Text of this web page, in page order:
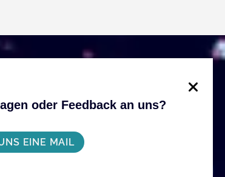
oder Feedback an uns?
EINE MAIL